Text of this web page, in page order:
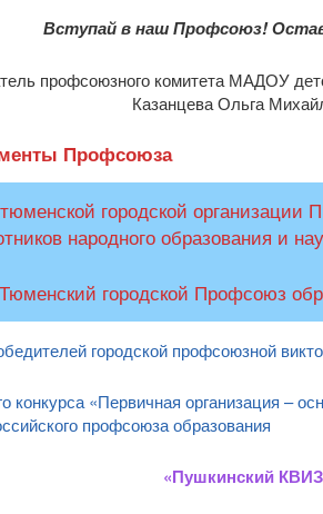
Вступай в наш Профсоюз!
профсоюзного комитета МАДОУ
Казанцева Ольга
Профсоюза
городской организации
народного образования и
Тюменский городской Профсоюз
городской профсоюзной
конкурса «Первичная организация –
профсоюза образования
«Пушкинский